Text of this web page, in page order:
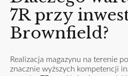
7R przy
Brownfield?
Realizacja magazynu na terenie
znacznie wyższych kompetencji